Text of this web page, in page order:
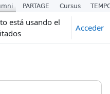
está usando el
Acceder
PARTAGE Cursus